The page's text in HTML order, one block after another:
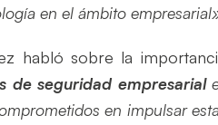
en el ámbito
habló sobre la
de seguridad empresarial
en impulsar